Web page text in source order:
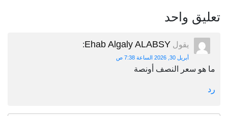
تعليق واحد
يقول Ehab Algaly ALABSY
:
أبريل 30, 2026 الساعة 7:38 ص
ما هو سعر النصف أونصة
رد